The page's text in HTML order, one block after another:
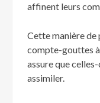
affinent leurs
Cette manière de
compte-gouttes à
assure que
assimiler.